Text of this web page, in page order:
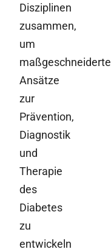
Disziplinen
zusammen,
um
maßgeschneiderte
Ansätze
zur
Prävention,
Diagnostik
und
Therapie
des
Diabetes
zu
entwickeln